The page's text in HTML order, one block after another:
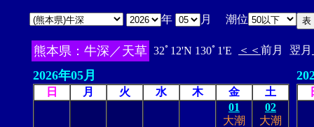
年 月 潮位
熊本県：牛深／天草 32ﾟ12'N 130ﾟ1'E ＜＜ 前月 翌月
2026年05月
日 月 火 水 木 金 土
01
大潮
02
大潮